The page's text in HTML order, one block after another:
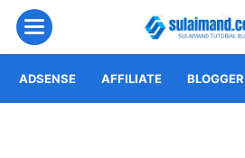
Menu
ADSENSE AFFILIATE BLOGGER